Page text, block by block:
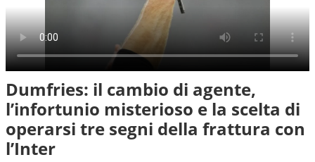
Dumfries: il cambio di agente,
l’infortunio misterioso e la scelta di
operarsi tre segni della frattura con
l’Inter